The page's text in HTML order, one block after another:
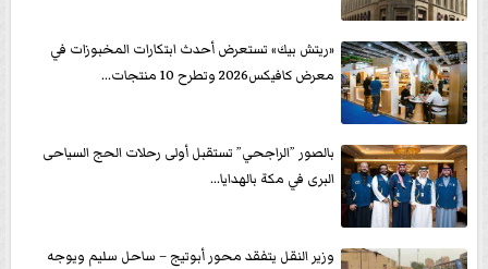
«ريتش بيك» تستعرض أحدث ابتكارات المخبوزات في
معرض كافيكس2026 وتطرح 10 منتجات...
بالصور ”الراجحي” تستقبل أولى رحلات الحج السياحى
البرى في مكة بالهدايا...
وزير النقل يتفقد محور أبوتيج – ساحل سليم ويوجه